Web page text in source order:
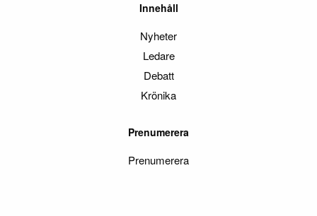
Innehåll
Nyheter
Ledare
Debatt
Krönika
Prenumerera
Prenumerera